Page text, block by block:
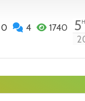
0 4 1740 5